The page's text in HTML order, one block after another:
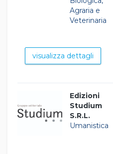
Agraria e
Veterinaria
visualizza dettagli
Edizioni
Studium
S.R.L.
Umanistica